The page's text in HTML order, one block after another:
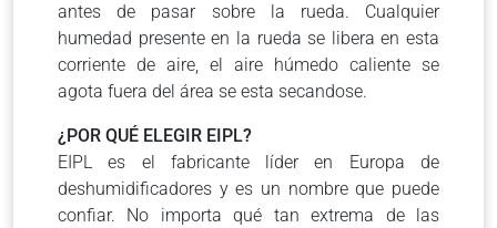
antes de pasar sobre la rueda. Cualquier
humedad presente en la rueda se libera en esta
corriente de aire, el aire húmedo caliente se
agota fuera del área se esta secandose.
¿POR QUÉ ELEGIR EIPL?
EIPL es el fabricante líder en Europa de
deshumidificadores y es un nombre que puede
confiar. No importa qué tan extrema de las